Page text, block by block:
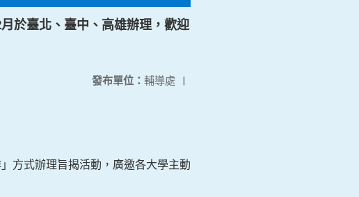
於臺北、臺中、高雄辦理，歡迎
發布單位： 輔導處 |
方式辦理旨揭活動，廣邀各大學主動